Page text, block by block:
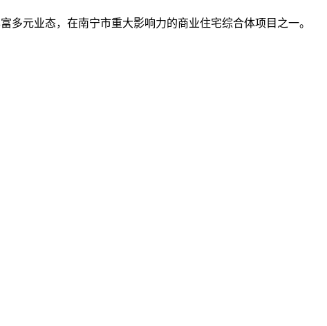
元业态，在南宁市重大影响力的商业住宅综合体项目之一。